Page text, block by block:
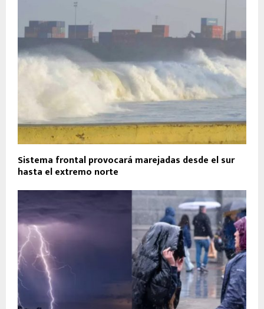
Sistema frontal provocará marejadas desde el sur
hasta el extremo norte